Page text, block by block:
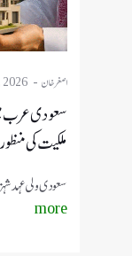
اصغر خان
سعودی عرب
ملکیت کی
سعودی ولی عہد
more